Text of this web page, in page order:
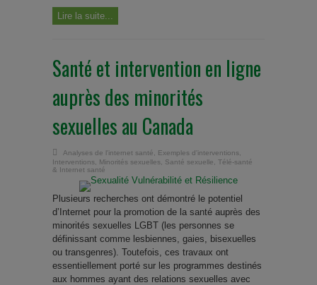
Lire la suite...
Santé et intervention en ligne
auprès des minorités
sexuelles au Canada
Analyses de l'internet santé Exemples d'interventions
Interventions
Minorités sexuelles Santé sexuelle
Télé-santé
& Internet santé
Plusieurs recherches ont démontré le potentiel
d’Internet pour la promotion de la santé auprès des
minorités sexuelles LGBT (les personnes se
définissant comme lesbiennes, gaies, bisexuelles
ou transgenres). Toutefois, ces travaux ont
essentiellement porté sur les programmes destinés
aux hommes ayant des relations sexuelles avec